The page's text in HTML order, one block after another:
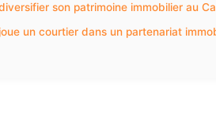
son patrimoine immobilier au
un courtier dans un partenariat